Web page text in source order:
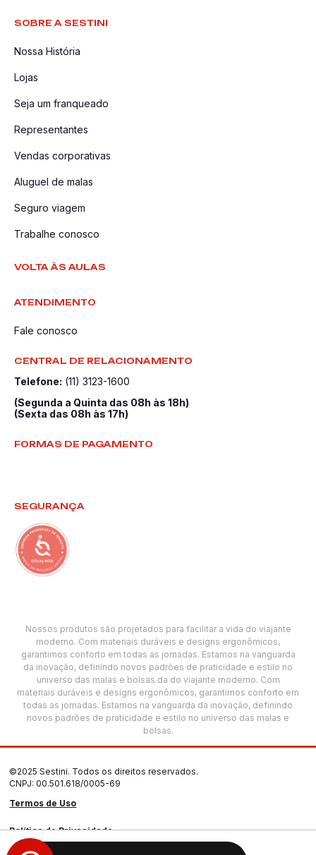
SOBRE A SESTINI
Nossa História
Lojas
Seja um franqueado
Representantes
Vendas corporativas
Aluguel de malas
Seguro viagem
Trabalhe conosco
VOLTA ÀS AULAS
ATENDIMENTO
Fale conosco
CENTRAL DE RELACIONAMENTO
Telefone: (11) 3123-1600
(Segunda a Quinta das 08h às 18h)
(Sexta das 08h às 17h)
FORMAS DE PAGAMENTO
SEGURANÇA
Nossos produtos são projetados para facilitar a vida do viajante
moderno. Com materiais duráveis e designs ergonômicos,
garantimos conforto em todas as jornadas. Estamos na vanguarda
da inovação, definindo novos padrões de praticidade e estilo no
universo das malas e bolsas.da do viajante moderno. Com
materiais duráveis e designs ergonômicos, garantimos conforto em
todas as jornadas. Estamos na vanguarda da inovação, definindo
novos padrões de praticidade e estilo no universo das malas e
bolsas.
©2025 Sestini. Todos os direitos reservados.
CNPJ: 00.501.618/0005-69
Termos de Uso
Política de Privacidade